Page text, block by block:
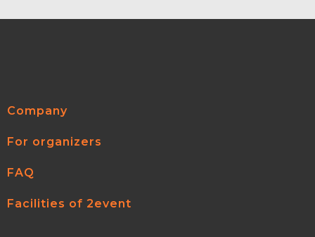
Company
For organizers
FAQ
Facilities of 2event